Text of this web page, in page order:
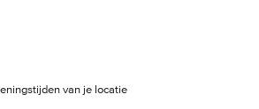
van je locatie